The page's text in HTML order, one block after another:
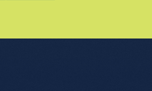
de l'article